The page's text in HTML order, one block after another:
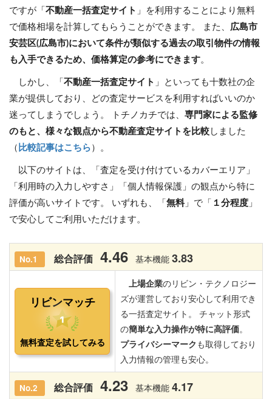
ですが「 不動産一括査定サイト 」を利用することにより無料
で価格相場を計算してもらうことができます。 また、 広島市
安芸区(広島市)において条件が類似する過去の取引物件の情報
も入手できるため、価格算定の参考にできます。
しかし、「 不動産一括査定サイト 」といっても十数社の企
業が提供しており、どの査定サービスを利用すればいいのか
迷ってしまうでしょう。 トチノカチでは、 専門家による監修
のもと、様々な観点から不動産査定サイトを比較 しました
（ 比較記事はこちら ）。
以下のサイトは、「査定を受け付けているカバーエリア」
「利用時の入力しやすさ」「個人情報保護」の観点から特に
評価が高いサイトです。 いずれも、「 無料」で「 １分程度 」
で安心してご利用いただけます。